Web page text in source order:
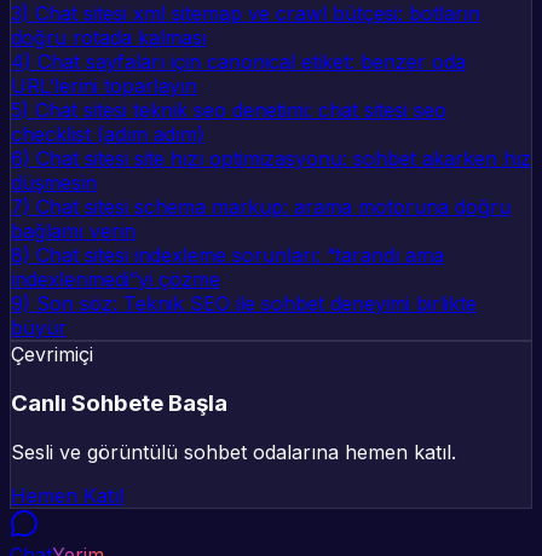
3) Chat sitesi xml sitemap ve crawl bütçesi: botların
doğru rotada kalması
4) Chat sayfaları için canonical etiket: benzer oda
URL’lerini toparlayın
5) Chat sitesi teknik seo denetimi: chat sitesi seo
checklist (adım adım)
6) Chat sitesi site hızı optimizasyonu: sohbet akarken hız
düşmesin
7) Chat sitesi schema markup: arama motoruna doğru
bağlamı verin
8) Chat sitesi indexleme sorunları: “tarandı ama
indexlenmedi”yi çözme
9) Son söz: Teknik SEO ile sohbet deneyimi birlikte
büyür
Çevrimiçi
Canlı Sohbete Başla
Sesli ve görüntülü sohbet odalarına hemen katıl.
Hemen Katıl